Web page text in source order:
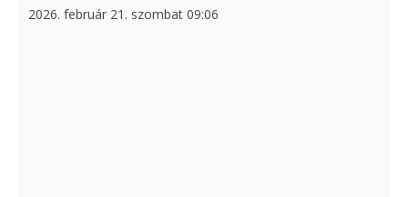
2026. február 21. szombat 09:06